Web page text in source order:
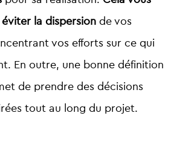
la dispersion de vos
vos efforts sur ce qui
En outre, une bonne définition
de prendre des décisions
tout au long du projet.